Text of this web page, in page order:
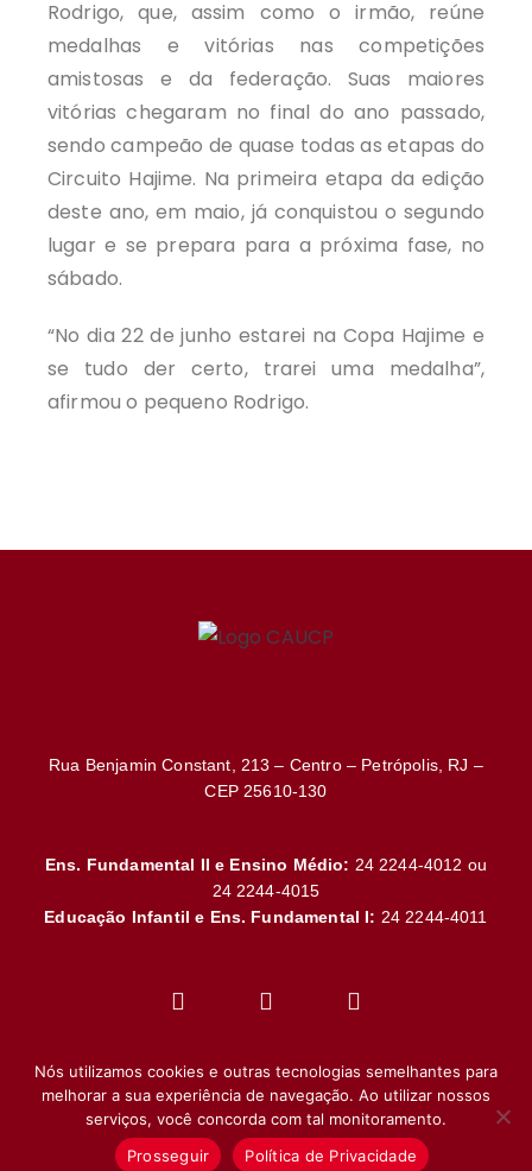
Rodrigo, que, assim como o irmão, reúne
medalhas e vitórias nas competições
amistosas e da federação. Suas maiores
vitórias chegaram no final do ano passado,
sendo campeão de quase todas as etapas do
Circuito Hajime. Na primeira etapa da edição
deste ano, em maio, já conquistou o segundo
lugar e se prepara para a próxima fase, no
sábado.
“No dia 22 de junho estarei na Copa Hajime e
se tudo der certo, trarei uma medalha”,
afirmou o pequeno Rodrigo.
Rua Benjamin Constant, 213 – Centro – Petrópolis, RJ –
CEP 25610-130
Ens. Fundamental II e Ensino Médio: 24 2244-4012 ou
24 2244-4015
Educação Infantil e Ens. Fundamental I: 24 2244-4011
Nós utilizamos cookies e outras tecnologias semelhantes para
melhorar a sua experiência de navegação. Ao utilizar nossos
serviços, você concorda com tal monitoramento.
Prosseguir
Política de Privacidade